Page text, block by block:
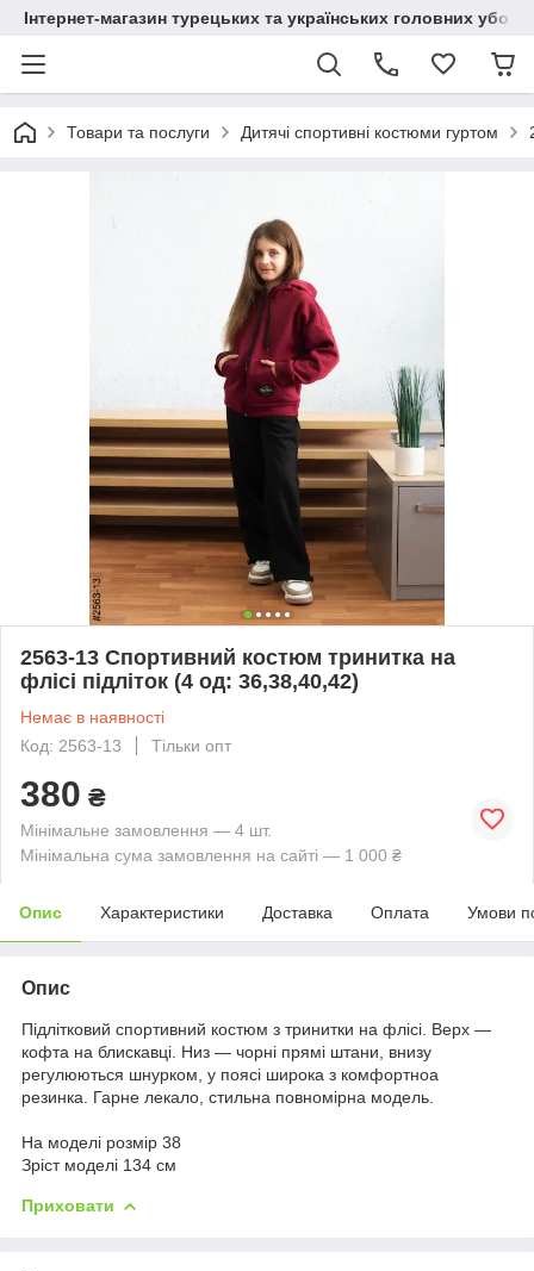
Інтернет-магазин турецьких та українських головних
Товари та послуги Дитячі спортивні костюми гуртом
2563-13 Спортивний костюм тринитка на
флісі підліток (4 од: 36,38,40,42)
Немає в наявності
Код: 2563-13
Тільки опт
380 ₴
Мінімальне замовлення — 4 шт.
Мінімальна сума замовлення на сайті — 1 000 ₴
Опис Характеристики Доставка Оплата Умови
Опис
Підлітковий спортивний костюм з тринитки на флісі. Верх —
кофта на блискавці. Низ — чорні прямі штани, внизу
регулюються шнурком, у поясі широка з комфортноа
резинка. Гарне лекало, стильна повномірна модель.
На моделі розмір 38
Зріст моделі 134 см
Приховати